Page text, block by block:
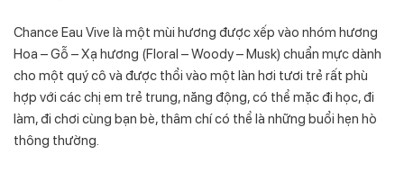
Chance Eau Vive là một mùi hương được xếp vào nhóm hương
Hoa – Gỗ – Xạ hương (Floral – Woody – Musk) chuẩn mực dành
cho một quý cô và được thổi vào một làn hơi tươi trẻ rất phù
hợp với các chị em trẻ trung, năng động, có thể mặc đi học, đi
làm, đi chơi cùng bạn bè, thâm chí có thể là những buổi hẹn hò
thông thường.